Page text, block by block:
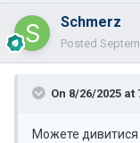
Schmerz
Posted
On 8/26/2025 at
Можете